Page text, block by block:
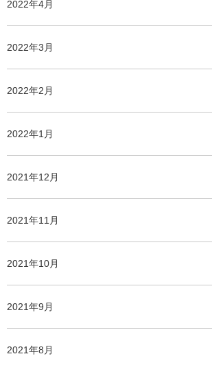
2022年4月
2022年3月
2022年2月
2022年1月
2021年12月
2021年11月
2021年10月
2021年9月
2021年8月